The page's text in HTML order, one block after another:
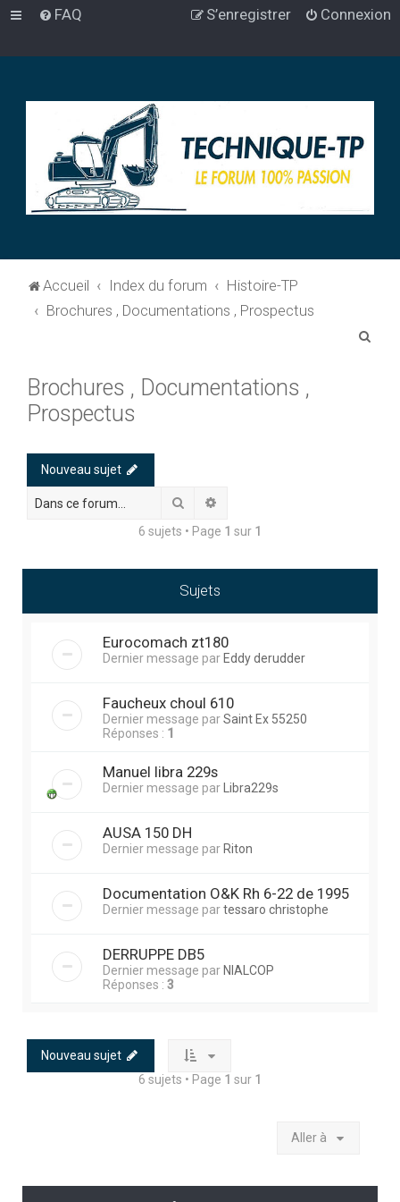
FAQ Connexion
S’enregistrer
Accueil Index du forum
Histoire-TP
Brochures , Documentations , Prospectus
Brochures , Documentations ,
Prospectus
Nouveau sujet
Rechercher
6 sujets • Page 1 sur 1
Sujets
Eurocomach zt180
Dernier message par Eddy derudder
Faucheux choul 610
Dernier message parSaint Ex 55250
Réponses : 1
Manuel libra 229s
Dernier message par Libra229s
AUSA 150 DH
Dernier message par Riton
Documentation O&K Rh 6-22 de 1995
Dernier message partessaro christophe
DERRUPPE DB5
Dernier message par NIALCOP
Réponses : 3
Nouveau sujet
6 sujets • Page 1 sur 1
Aller à